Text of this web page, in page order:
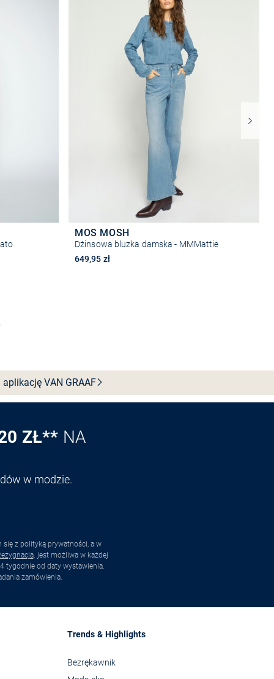
MOS MOSH
Dżinsowa bluzka damska - MMMattie
649,95 zł
aplikację VAN GRAAF
ZŁ** NA
w modzie.
się z polityką prywatności, a w
. jest możliwa w każdej
tygodnie od daty wystawienia.
zamówienia.
Trends & Highlights
Bezrękawnik